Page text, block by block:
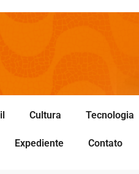
Cultura Tecnologia
Expediente Contato